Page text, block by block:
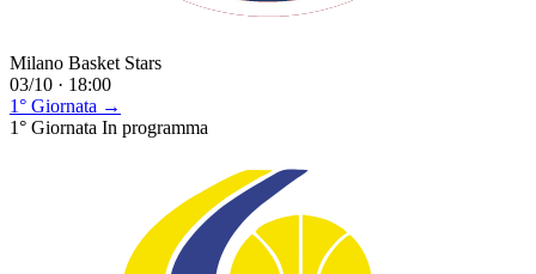
Milano Basket Stars
03/10 · 18:00
1° Giornata →
1° Giornata In programma